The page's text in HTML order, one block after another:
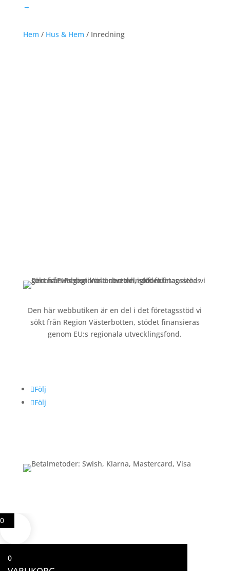
→
Hem / Hus & Hem / Inredning
Den här webbutiken är en del i det företagsstöd vi
sökt från Region Västerbotten, stödet finansieras
genom EU:s regionala utvecklingsfond.
Följ
Följ
0
0